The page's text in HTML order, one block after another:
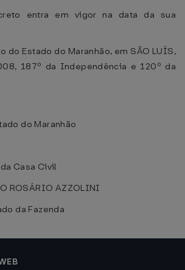
entra em vigor na data da sua
do Estado do Maranhão, em SÃO LUÍS,
187º da Independência e 120º da
do Maranhão
Casa Civil
ROSÁRIO AZZOLINI
da Fazenda